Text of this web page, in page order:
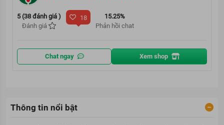
5 (38 đánh giá )
Đánh giá
18
15.25%
Phản hồi chat
Chat ngay Xem shop
Thông tin nổi bật